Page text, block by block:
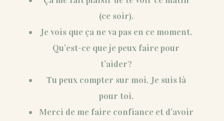
(ce soir).
Je vois que ça ne va pas en ce moment.
Qu’est-ce que je peux faire pour
t’aider?
Tu peux compter sur moi. Je suis là
pour toi.
Merci de me faire confiance et d’avoir